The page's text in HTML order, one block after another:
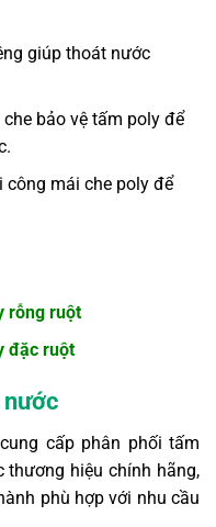
giúp thoát nước
bảo vệ tấm poly để
công mái che poly để
rỗng ruột
đặc ruột
nước
cấp phân phối tấm
thương hiệu chính hãng,
phù hợp với nhu cầu